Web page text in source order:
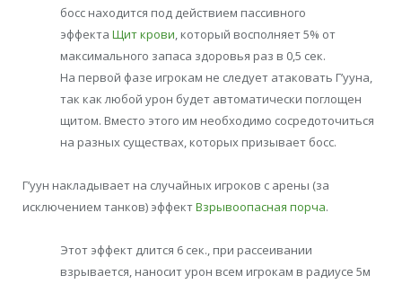
босс находится под действием пассивного
эффекта Щит крови, который восполняет 5% от
максимального запаса здоровья раз в 0,5 сек.
На первой фазе игрокам не следует атаковать Г’ууна,
так как любой урон будет автоматически поглощен
щитом. Вместо этого им необходимо сосредоточиться
на разных существах, которых призывает босс.
Г’уун накладывает на случайных игроков с арены (за
исключением танков) эффектВзрывоопасная порча.
Этот эффект длится 6 сек., при рассеивании
взрывается, наносит урон всем игрокам в радиусе 5м